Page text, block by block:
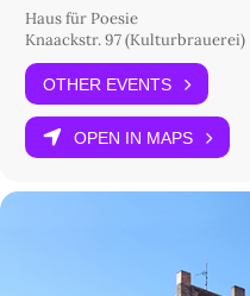
Haus für Poesie
Knaackstr. 97 (Kulturbrauerei)
OTHER EVENTS
OPEN IN MAPS